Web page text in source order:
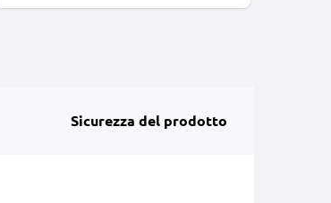
Sicurezza del prodotto